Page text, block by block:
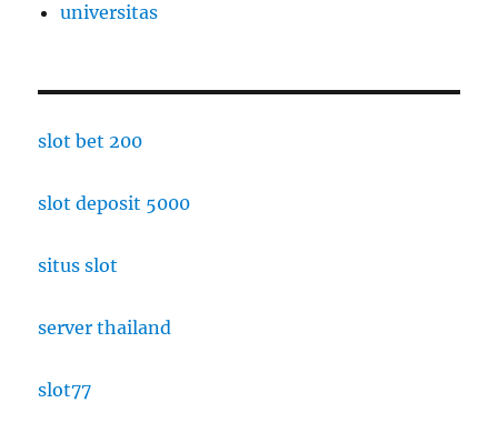
universitas
slot bet 200
slot deposit 5000
situs slot
server thailand
slot77